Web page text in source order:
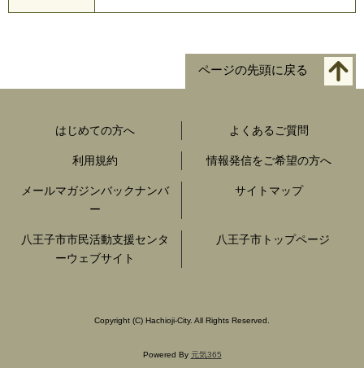
ページの先頭に戻る
はじめての方へ よくあるご質問
利用規約 情報発信をご希望の方へ
メールマガジンバックナンバ
ー
サイトマップ
八王子市市民活動支援センタ
ーウェブサイト
八王子市トップページ
Copyright (C) Hachioji-City. All Rights Reserved.
Powered By 元気365